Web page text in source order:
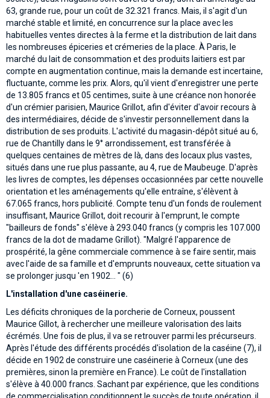
63, grande rue, pour un coût de 32.321 francs. Mais, il s'agit d'un
marché stable et limité, en concurrence sur la place avec les
habituelles ventes directes à la ferme et la distribution de lait dans
les nombreuses épiceries et crémeries de la place. À Paris, le
marché du lait de consommation et des produits laitiers est par
compte en augmentation continue, mais la demande est incertaine,
fluctuante, comme les prix. Alors, qu'il vient d'enregistrer une perte
de 13.805 francs et 05 centimes, suite à une créance non honorée
d'un crémier parisien, Maurice Grillot, afin d'éviter d'avoir recours à
des intermédiaires, décide de s'investir personnellement dans la
distribution de ses produits. L'activité du magasin-dépôt situé au 6,
rue de Chantilly dans le 9° arrondissement, est transférée à
quelques centaines de mètres de là, dans des locaux plus vastes,
situés dans une rue plus passante, au 4, rue de Maubeuge. D'après
les livres de comptes, les dépenses occasionnées par cette nouvelle
orientation et les aménagements qu'elle entraîne, s'élèvent à
67.065 francs, hors publicité. Compte tenu d'un fonds de roulement
insuffisant, Maurice Grillot, doit recourir à l'emprunt, le compte
"bailleurs de fonds" s'élève à 293.040 francs (y compris les 107.000
francs de la dot de madame Grillot). "Malgré l'apparence de
prospérité, la gêne commerciale commence à se faire sentir, mais
avec l'aide de sa famille et d'emprunts nouveaux, cette situation va
se prolonger jusqu 'en 1902... " (6)
L'installation d'une caséinerie.
Les déficits chroniques de la porcherie de Corneux, poussent
Maurice Gillot, à rechercher une meilleure valorisation des laits
écrémés. Une fois de plus, il va se retrouver parmi les précurseurs.
Après l'étude des différents procédés d'isolation de la caséine (7), il
décide en 1902 de construire une caséinerie à Corneux (une des
premières, sinon la première en France). Le coût de l'installation
s'élève à 40.000 francs. Sachant par expérience, que les conditions